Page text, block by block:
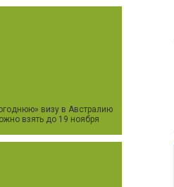
визу в Австралию
взять до 19 ноября